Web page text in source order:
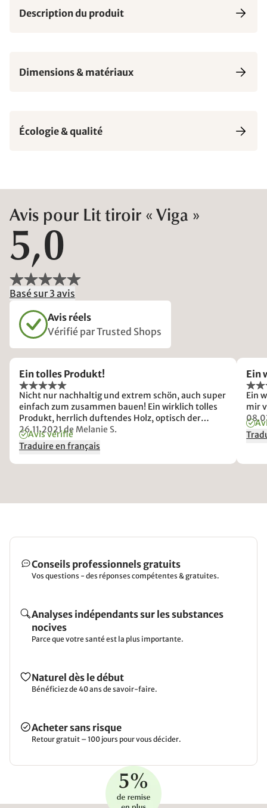
Description du produit
Dimensions & matériaux
Écologie & qualité
Avis pour Lit tiroir « Viga »
5,0
Basé sur 3 avis
Avis réels
Vérifié par Trusted Shops
Ein tolles Produkt!
Nicht nur nachhaltig und extrem schön, auch super
einfach zum zusammen bauen! Ein wirklich tolles
Produkt, herrlich duftendes Holz, optisch der
Wahnsinn! Sehr zufrieden!!
26.11.2021de Melanie S.
Avis vérifié
Traduire en français
Ein
Ein
mir
Conseils professionnels gratuits
Vos questions - des réponses compétentes & gratuites.
Analyses indépendants sur les substances
nocives
Parce que votre santé est la plus importante.
Naturel dès le début
Bénéficiez de 40 ans de savoir-faire.
Acheter sans risque
Retour gratuit – 100 jours pour vous décider.